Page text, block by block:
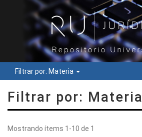
Filtrar por: Materia
Filtrar por: Materia
Mostrando ítems 1-10 de 1